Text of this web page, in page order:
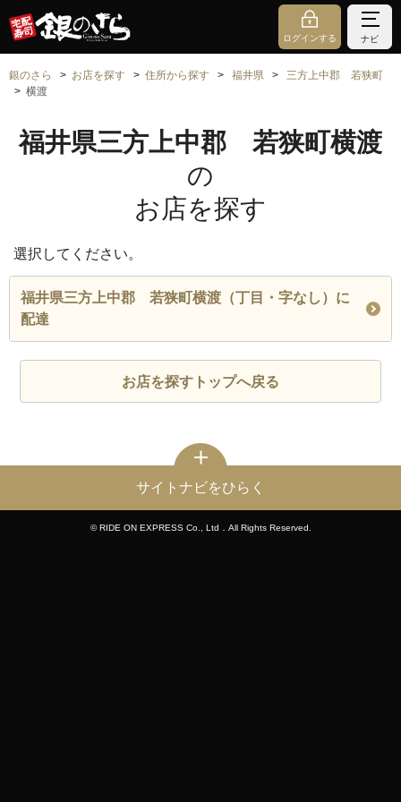
ログインする ナビ
銀のさら お店を探す 住所から探す 福井県
三方上中郡 若狭町
横渡
福井県三方上中郡 若狭町横渡
の
お店を探す
選択してください。
福井県三方上中郡 若狭町横渡（丁目・字なし）に
配達
お店を探すトップへ戻る
サイトナビをひらく
© RIDE ON EXPRESS Co., Ltd．All Rights Reserved.